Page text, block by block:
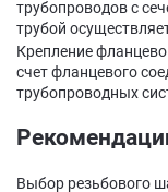
трубопроводов с
трубой
Крепление
счет фланцевого
трубопроводных
Выбор резьбового